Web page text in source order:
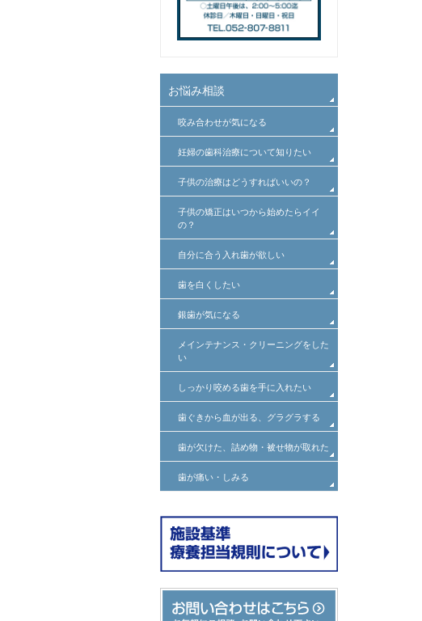
お悩み相談
咬み合わせが気になる
妊婦の歯科治療について知りたい
子供の治療はどうすればいいの？
子供の矯正はいつから始めたらイイ
の？
自分に合う入れ歯が欲しい
歯を白くしたい
銀歯が気になる
メインテナンス・クリーニングをした
い
しっかり咬める歯を手に入れたい
歯ぐきから血が出る、グラグラする
歯が欠けた、詰め物・被せ物が取れた
歯が痛い・しみる